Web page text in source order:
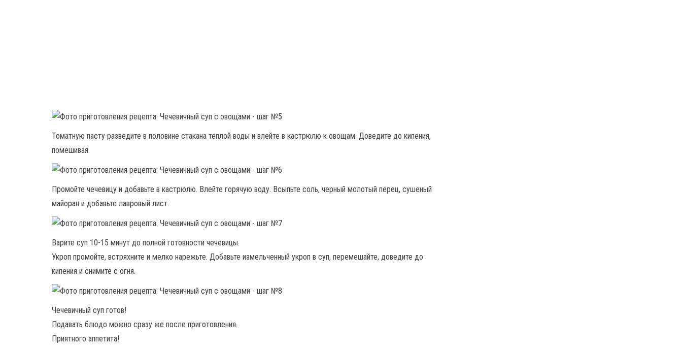
Томатную пасту разведите в половине стакана теплой воды и влейте в кастрюлю к овощам. Доведите до кипения,
помешивая.
Промойте чечевицу и добавьте в кастрюлю. Влейте горячую воду. Всыпьте соль, черный молотый перец, сушеный
майоран и добавьте лавровый лист.
Варите суп 10-15 минут до полной готовности чечевицы.
Укроп промойте, встряхните и мелко нарежьте. Добавьте измельченный укроп в суп, перемешайте, доведите до
кипения и снимите с огня.
Чечевичный суп готов!
Подавать блюдо можно сразу же после приготовления.
Приятного аппетита!